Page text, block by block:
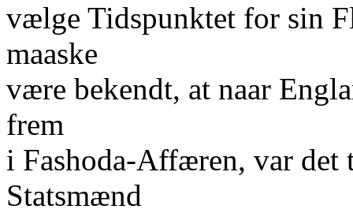
vælge Tidspunktet for sin
maaske
være bekendt, at naar
frem
i Fashoda-Affæren, var det
Statsmænd